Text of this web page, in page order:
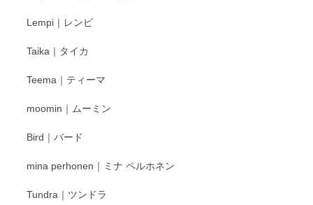
Lempi｜レンピ
Taika｜タイカ
Teema｜ティーマ
moomin｜ムーミン
Bird｜バード
mina perhonen｜ミナ ペルホネン
Tundra｜ツンドラ